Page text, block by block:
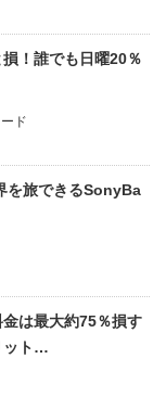
！誰でも日曜20％
ド
を旅できるSonyBa
は最大約75％損す
ット…